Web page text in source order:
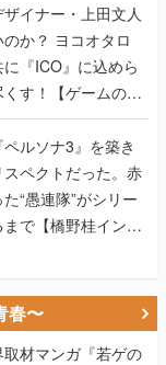
イナー・上田文人
か？ ヨコオタロ
『ICO』に込めら
す！【ゲームの企
ペルソナ3』を築き
スペクトだった。赤
“愚連隊”がシリー
で【橋野桂インタ
春〜
材マンガ『若ゲの